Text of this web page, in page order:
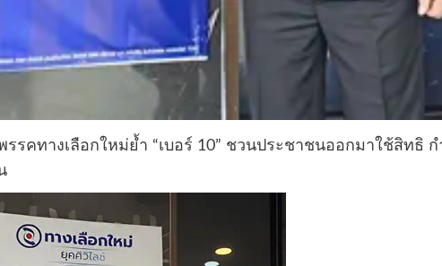
รรคทางเลือกใหม่ย้ำ “เบอร์ 10” ชวนประชาชนออกมาใช้สิทธิ